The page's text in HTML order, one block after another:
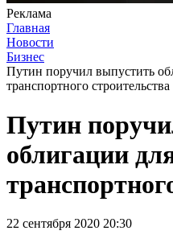
Реклама
Главная
Новости
Бизнес
Путин поручил выпустить
транспортного строительства
Путин
облигации
22 сентября 2020 20:30